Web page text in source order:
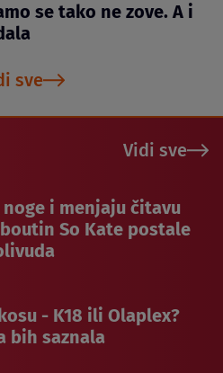
se tako ne zove. A i
sve
Vidi sve
i menjaju čitavu
So Kate postale
- K18 ili Olaplex?
bih saznala